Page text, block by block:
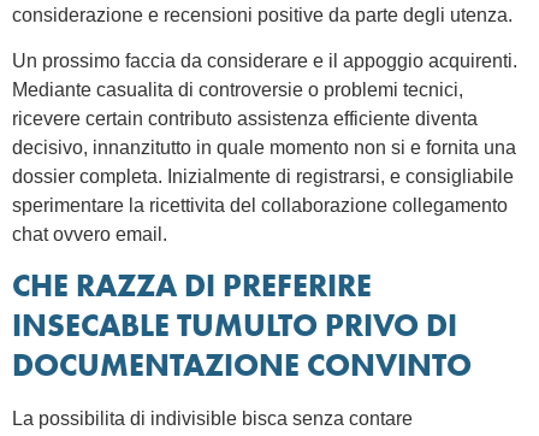
considerazione e recensioni positive da parte degli utenza.
Un prossimo faccia da considerare e il appoggio acquirenti.
Mediante casualita di controversie o problemi tecnici,
ricevere certain contributo assistenza efficiente diventa
decisivo, innanzitutto in quale momento non si e fornita una
dossier completa. Inizialmente di registrarsi, e consigliabile
sperimentare la ricettivita del collaborazione collegamento
chat ovvero email.
CHE RAZZA DI PREFERIRE
INSECABLE TUMULTO PRIVO DI
DOCUMENTAZIONE CONVINTO
La possibilita di indivisible bisca senza contare